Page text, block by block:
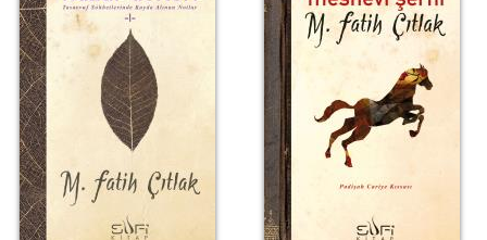
Huzur Defteri I Mesnevî Şerhi